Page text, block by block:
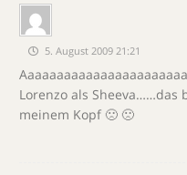
5. August 2009 21:21
Lorenzo als Sheeva……das
meinem Kopf 🙁 🙁